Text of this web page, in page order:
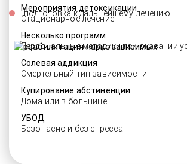
Мероприятия детоксикации
Стационарное лечение
Несколько программ
Персональные методики при оказании
Солевая аддикция
Смертельный тип зависимости
Купирование абстиненции
Дома или в больнице
УБОД
Безопасно и без стресса
подготовка к дальнейшему лечению.